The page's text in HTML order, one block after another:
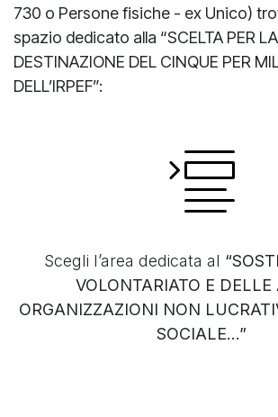
730 o Persone fisiche - ex Unico)
spazio dedicato alla “SCELTA PER LA
DESTINAZIONE DEL CINQUE PER
DELL’IRPEF”:
Scegli l’area dedicata al
VOLONTARIATO E DELLE
ORGANIZZAZIONI NON
SOCIALE...”